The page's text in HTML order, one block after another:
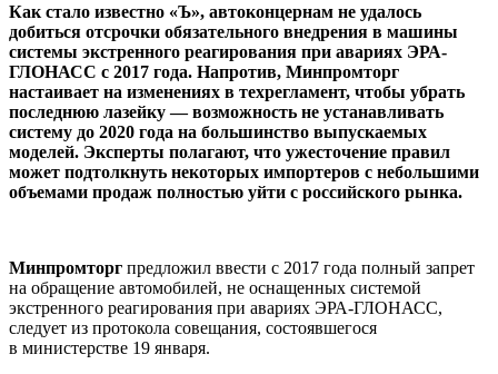
Как стало известно «Ъ», автоконцернам не удалось
добиться отсрочки обязательного внедрения в машины
системы экстренного реагирования при авариях ЭРА-
ГЛОНАСС с 2017 года. Напротив, Минпромторг
настаивает на изменениях в техрегламент, чтобы убрать
последнюю лазейку — возможность не устанавливать
систему до 2020 года на большинство выпускаемых
моделей. Эксперты полагают, что ужесточение правил
может подтолкнуть некоторых импортеров с небольшими
объемами продаж полностью уйти с российского рынка.
Минпромторг предложил ввести с 2017 года полный запрет
на обращение автомобилей, не оснащенных системой
экстренного реагирования при авариях ЭРА-ГЛОНАСС,
следует из протокола совещания, состоявшегося
в министерстве 19 января.